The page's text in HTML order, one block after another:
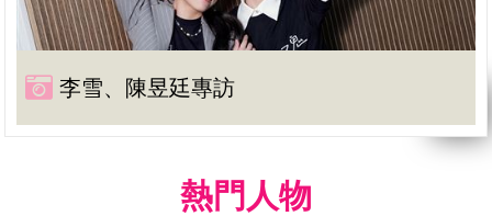
李雪、陳昱廷專訪
熱門人物